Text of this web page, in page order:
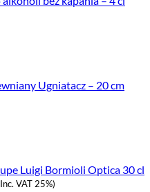
Ugniatacz – 20 cm
Luigi Bormioli Optica 30 cl
VAT 25%)